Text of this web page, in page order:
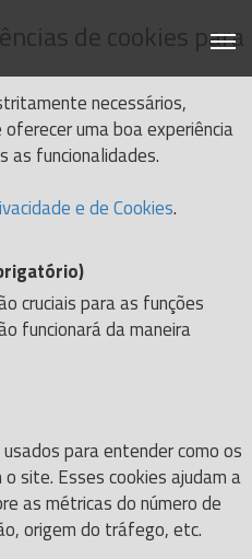
de cookies para
necessários,
uma boa experiência
as funcionalidades.
e de Cookies.
cruciais para as funções
funcionará da maneira
para entender como os
site. Esses cookies ajudam a
as métricas do número de
origem do tráfego, etc.